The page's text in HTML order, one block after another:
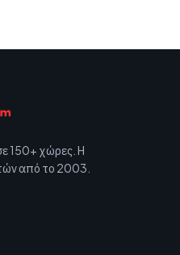
150+ χώρες. Η
από το 2003.